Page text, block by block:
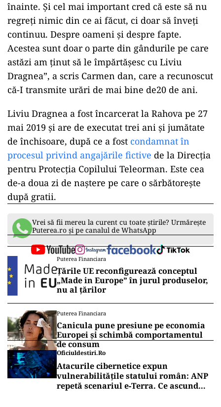
înainte. Și cel mai important cred că este să nu
regreți nimic din ce ai făcut, ci doar să înveți
continuu. Despre oameni și despre fapte.
Acestea sunt doar o parte din gândurile pe care
astăzi am ținut să le împărtășesc cu Liviu
Dragnea”, a scris Carmen dan, care a recunoscut
că-I transmite urări de mai bine de20 de ani.
Liviu Dragnea a fost încarcerat la Rahova pe 27
mai 2019 și are de executat trei ani și jumătate
de închisoare, după ce a fost condamnat în
procesul privind angajările fictive de la Direcția
pentru Protecția Copilului Teleorman. Este cea
de-a doua zi de naștere pe care o sărbătorește
după gratii.
Vrei să fii mereu la curent cu toate știrile? Urmărește
Puterea.ro și pe canalul de WhatsApp
Puterea Financiara
Țările UE reconfigurează conceptul
„Made in Europe” în jurul produselor,
nu al țărilor
Puterea Financiara
Canicula pune presiune pe economia
Europei și schimbă comportamentul
de consum
Oficiuldestiri.ro
Atacurile cibernetice expun
vulnerabilitățile statului român: ANP
repetă scenariul e‑Terra. Ce ascund